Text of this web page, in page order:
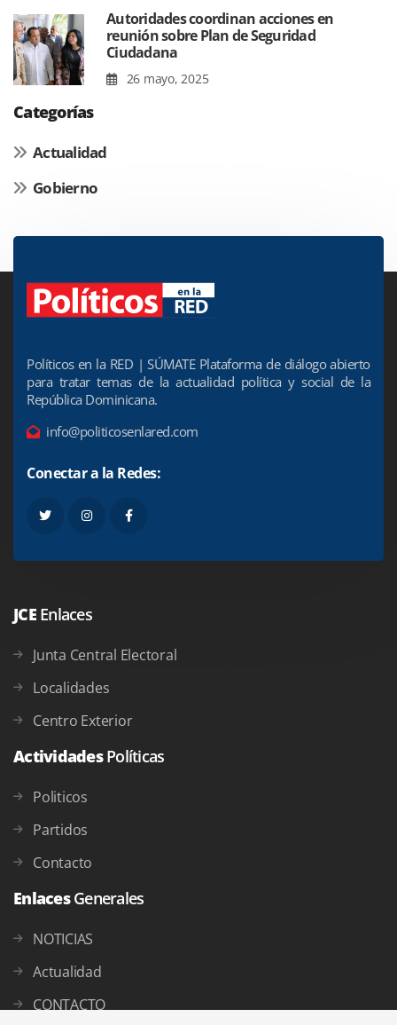
Autoridades coordinan acciones en
reunión sobre Plan de Seguridad
Ciudadana
26 mayo, 2025
Categorías
Actualidad
Gobierno
Políticos en la RED | SÚMATE Plataforma de diálogo abierto
para tratar temas de la actualidad política y social de la
República Dominicana.
info@politicosenlared.com
Conectar a la Redes:
JCE Enlaces
Junta Central Electoral
Localidades
Centro Exterior
ActividadesPolíticas
Politicos
Partidos
Contacto
EnlacesGenerales
NOTICIAS
Actualidad
CONTACTO